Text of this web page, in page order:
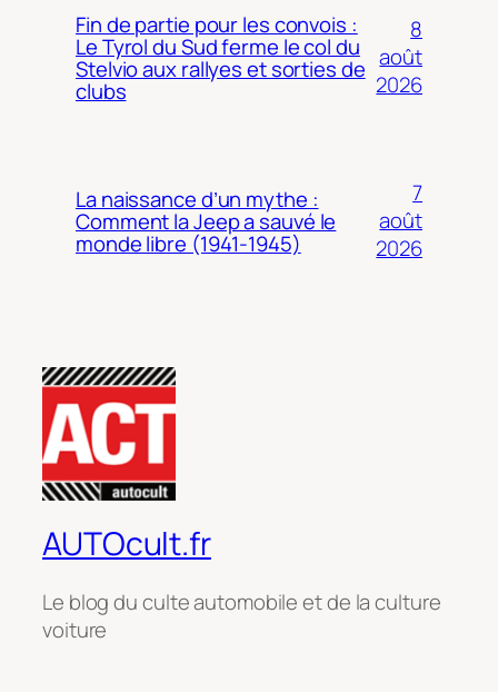
Fin de partie pour les convois :
Le Tyrol du Sud ferme le col du
Stelvio aux rallyes et sorties de
clubs
8
août
2026
La naissance d’un mythe :
Comment la Jeep a sauvé le
monde libre (1941-1945)
7
août
2026
AUTOcult.fr
Le blog du culte automobile et de la culture
voiture